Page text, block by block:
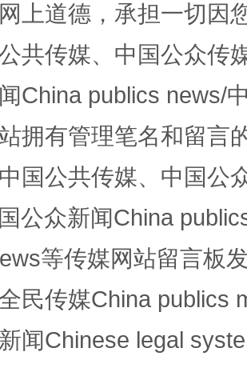
比不上好声名
与雪山、麦地、白藏房 除
上道德，承担一切因
共传媒、中国公众传
China publics news/
拥有管理笔名和留言
国公共传媒、中国公
公众新闻China
等传媒网站留言板
民传媒China publics
闻Chinese legal